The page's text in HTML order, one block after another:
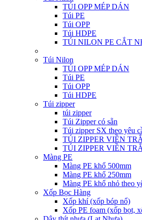
TÚI OPP MÉP DÁN
Túi PE
Túi OPP
Túi HDPE
TÚI NILON PE CẮT
Túi Nilon
TÚI OPP MÉP DÁN
Túi PE
Túi OPP
Túi HDPE
Túi zipper
túi zipper
Túi Zipper có sẵn
Túi zipper SX theo yêu
TÚI ZIPPER VIỀN
TÚI ZIPPER VIỀN
Màng PE
Màng PE khổ 500mm
Màng PE khổ 250mm
Màng PE khổ nhỏ theo
Xốp Bọc Hàng
Xốp khí (xốp bóp nổ)
Xốp PE foam (xốp bọt,